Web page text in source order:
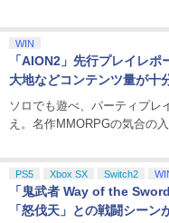
WIN
「AION2」先行プレイレ
大地などコンテンツ量が十
ソロでも遊べ、パーティプレ
え。名作MMORPGの気合の
PS5 Xbox SX Switch2
「鬼武者 Way of the
「怒伐天」との戦闘シーン